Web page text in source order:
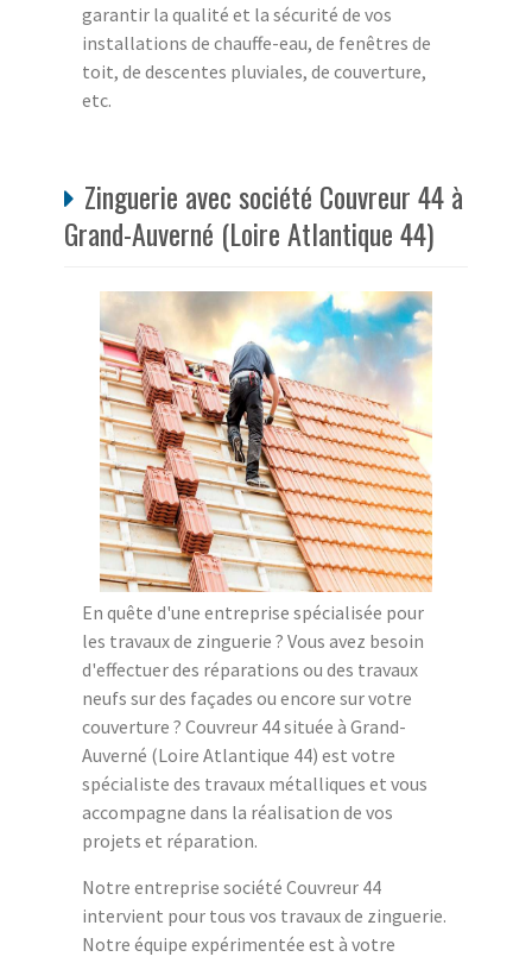
garantir la qualité et la sécurité de vos
installations de chauffe-eau, de fenêtres de
toit, de descentes pluviales, de couverture,
etc.
Zinguerie avec société Couvreur 44 à
Grand-Auverné (Loire Atlantique 44)
En quête d'une entreprise spécialisée pour
les travaux de zinguerie ? Vous avez besoin
d'effectuer des réparations ou des travaux
neufs sur des façades ou encore sur votre
couverture ? Couvreur 44 située à Grand-
Auverné (Loire Atlantique 44) est votre
spécialiste des travaux métalliques et vous
accompagne dans la réalisation de vos
projets et réparation.
Notre entreprise société Couvreur 44
intervient pour tous vos travaux de zinguerie.
Notre équipe expérimentée est à votre